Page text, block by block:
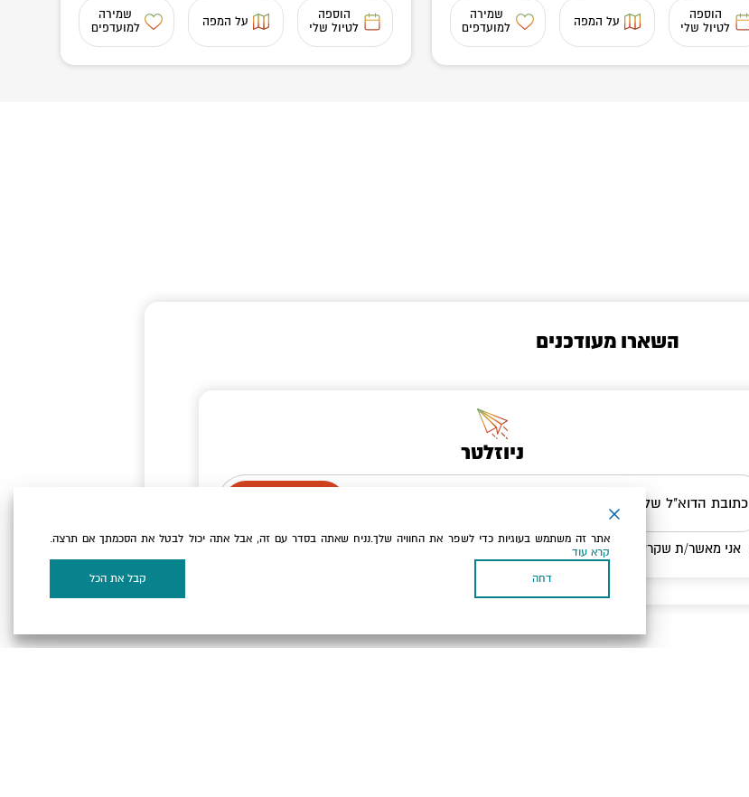
הוספה
לטיול שלי
על המפה
שמירה
למועדפים
הוספה
לטיול שלי
על המפה
שמירה
למועדפים
השארו מעודכנים
ניוזלטר
כתובת הדוא"ל שלך
אני מאשר/ת שקראתי ומסכים/ה למדיניות הפרטיות ולמדיניות הקוקיזשל האתר.
אתר זה משתמש בעוגיות כדי לשפר את החוויה שלך.נניח שאתה בסדר עם זה, אבל אתה יכול לבטל את הסכמתך אם תרצה.
קרא עוד
דחה
קבל את הכל